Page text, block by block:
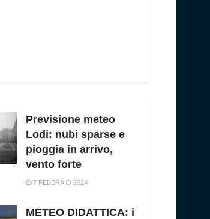
Previsione meteo
Lodi: nubi sparse e
pioggia in arrivo,
vento forte
7 FEBBRAIO 2024
METEO DIDATTICA: i